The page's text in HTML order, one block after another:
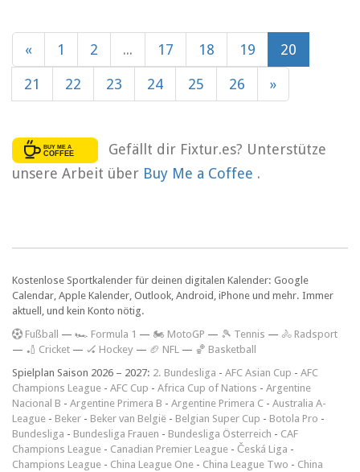
« 1 2 ... 17 18 19 20
21 22 23 24 25 26 »
Gefällt dir Fixtur.es? Unterstütze
unsere Arbeit über Buy Me a Coffee .
Kostenlose Sportkalender für deinen digitalen Kalender: Google
Calendar, Apple Kalender, Outlook, Android, iPhone und mehr. Immer
aktuell, und kein Konto nötig.
Fußball — 🏎️ Formula 1 — 🏍 MotoGP — 🎾 Tennis — 🚴 Radsport
— 🏏 Cricket — 🏑 Hockey — 🏈 NFL — 🏀 Basketball
Spielplan Saison 2026 – 2027: 2. Bundesliga - AFC Asian Cup - AFC
Champions League - AFC Cup - Africa Cup of Nations - Argentine
Nacional B - Argentine Primera B - Argentine Primera C - Australia A-
League - Beker - Beker van België - Belgian Super Cup - Botola Pro -
Bundesliga - Bundesliga Frauen - Bundesliga Österreich - CAF
Champions League - Canadian Premier League - Česká Liga -
Champions League - China League One - China League Two - China